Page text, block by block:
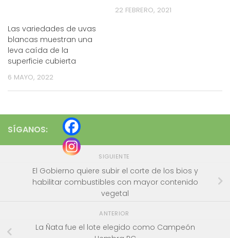
Las variedades de uvas
blancas muestran una
leva caída de la
superficie cubierta
6 MAYO, 2022
22 FEBRERO, 2021
SÍGANOS:
SIGUIENTE
El Gobierno quiere subir el corte de los bios y
habilitar combustibles con mayor contenido
vegetal
ANTERIOR
La Ñata fue el lote elegido como Campeón